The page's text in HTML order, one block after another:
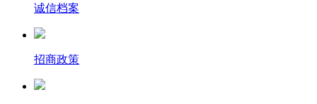
诚信档案
招商政策